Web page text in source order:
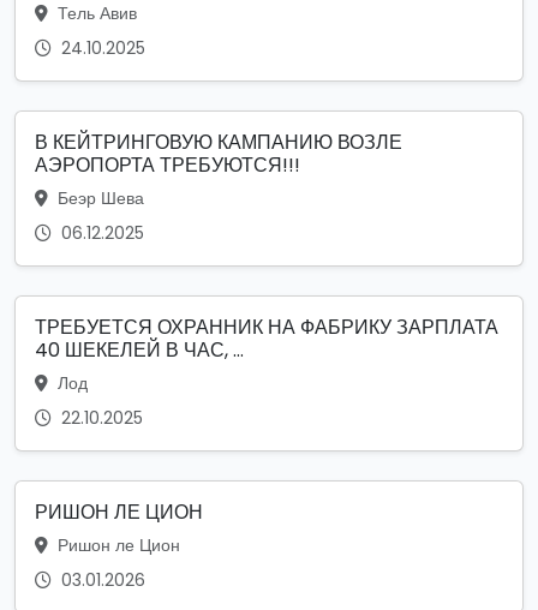
Тель Авив
24.10.2025
В КЕЙТРИНГОВУЮ КАМПАНИЮ ВОЗЛЕ
АЭРОПОРТА ТРЕБУЮТСЯ!!!
Беэр Шева
06.12.2025
ТРЕБУЕТСЯ ОХРАННИК НА ФАБРИКУ ЗАРПЛАТА
40 ШЕКЕЛЕЙ В ЧАС, ...
Лод
22.10.2025
РИШОН ЛЕ ЦИОН
Ришон ле Цион
03.01.2026